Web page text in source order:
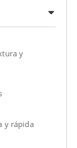
y
y rápida